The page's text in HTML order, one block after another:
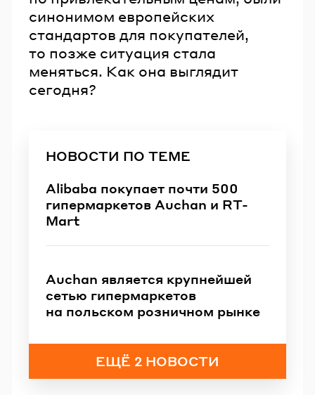
синонимом европейских
стандартов для покупателей,
то позже ситуация стала
меняться. Как она выглядит
сегодня?
НОВОСТИ ПО ТЕМЕ
Alibaba покупает почти 500
гипермаркетов Auchan и RT-
Mart
Auchan является крупнейшей
сетью гипермаркетов
на польском розничном рынке
ЕЩЁ 2 НОВОСТИ